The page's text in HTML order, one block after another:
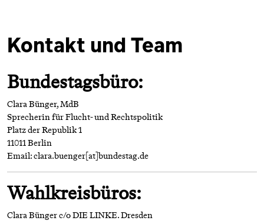
Kontakt und Team
Bundestagsbüro:
Clara Bünger, MdB
Sprecherin für Flucht- und Rechtspolitik
Platz der Republik 1
11011 Berlin
Email: clara.buenger[at]bundestag.de
Wahlkreisbüros:
Clara Bünger c/o DIE LINKE. Dresden